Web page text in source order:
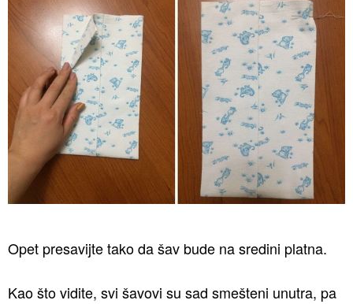
Opet presavijte tako da šav bude na sredini platna.
Kao što vidite, svi šavovi su sad smešteni unutra, pa